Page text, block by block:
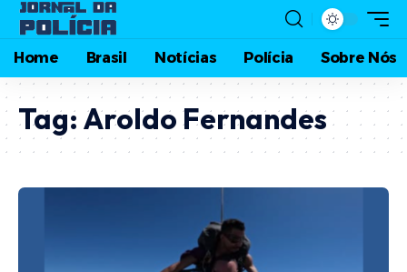
Home Brasil Notícias Polícia Sobre Nós
Tag: Aroldo Fernandes